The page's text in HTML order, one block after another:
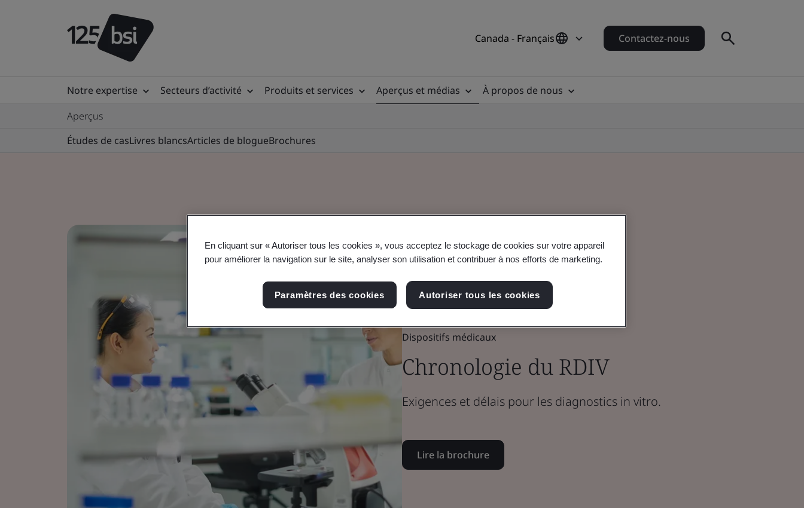
Canada - Français Contactez-nous
Notre expertise Secteurs d’activité Produits et services Aperçus et médias
À propos de nous
Aperçus
Études de casLivres blancsArticles de blogueBrochures
Dispositifs médicaux
Chronologie du RDIV
Exigences et délais pour les diagnostics in vitro.
Lire la brochure
En cliquant sur « Autoriser tous les cookies », vous acceptez le stockage de cookies sur votre appareil
pour améliorer la navigation sur le site, analyser son utilisation et contribuer à nos efforts de marketing.
Paramètres des cookies Autoriser tous les cookies